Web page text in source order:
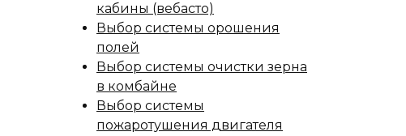
кабины (вебасто)
Выбор системы орошения
полей
Выбор системы очистки зерна
в комбайне
Выбор системы
пожаротушения двигателя